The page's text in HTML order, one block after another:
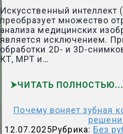
Искусственный интеллект
преобразует множество
анализа медицинских
является исключением.
обработки 2D- и 3D-
КТ, МРТ и…
ЧИТАТЬ ПОЛНОСТЬЮ
Почему воняет зубная
12.07.2025Рубрика: Без